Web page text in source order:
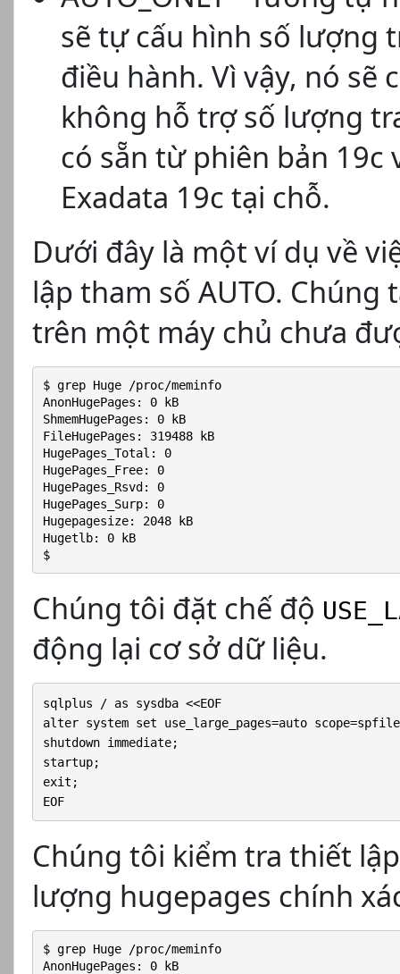
sẽ tự cấu hình số lượng
điều hành. Vì vậy, nó sẽ
không hỗ trợ số lượng
có sẵn từ phiên bản 19c
Exadata 19c tại chỗ.
Dưới đây là một ví dụ về
lập tham số AUTO.
trên một máy chủ chưa
$ grep Huge /proc/meminfo
AnonHugePages: 0 kB
ShmemHugePages: 0 kB
FileHugePages: 319488 kB
HugePages_Total: 0
HugePages_Free: 0
HugePages_Rsvd: 0
HugePages_Surp: 0
Hugepagesize: 2048 kB
Hugetlb: 0 kB
$
Chúng tôi đặt chế độ
động lại cơ sở dữ liệu.
sqlplus / as sysdba <<EOF
alter system set use_large_pages=auto
shutdown immediate;
startup;
exit;
EOF
Chúng tôi kiểm tra thiết
lượng hugepages chính
$ grep Huge /proc/meminfo
AnonHugePages: 0 kB